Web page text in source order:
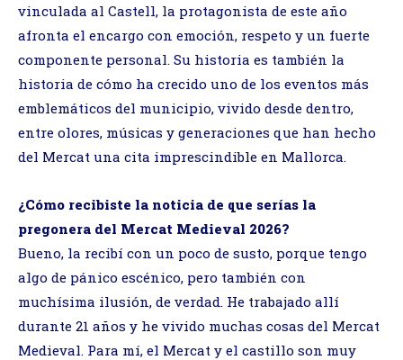
vinculada al Castell, la protagonista de este año
afronta el encargo con emoción, respeto y un fuerte
componente personal. Su historia es también la
historia de cómo ha crecido uno de los eventos más
emblemáticos del municipio, vivido desde dentro,
entre olores, músicas y generaciones que han hecho
del Mercat una cita imprescindible en Mallorca.
¿Cómo recibiste la noticia de que serías la
pregonera del Mercat Medieval 2026?
Bueno, la recibí con un poco de susto, porque tengo
algo de pánico escénico, pero también con
muchísima ilusión, de verdad. He trabajado allí
durante 21 años y he vivido muchas cosas del Mercat
Medieval. Para mí, el Mercat y el castillo son muy